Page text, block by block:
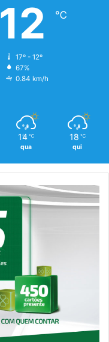
12 ℃
17º - 12º
67%
0.84 km/h
14 ℃
qua
18 ℃
qui